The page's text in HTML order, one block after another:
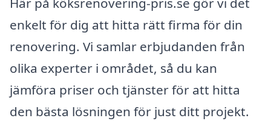
enkelt för dig att hitta rätt firma för din
renovering. Vi samlar erbjudanden från
olika experter i området, så du kan
jämföra priser och tjänster för att hitta
den bästa lösningen för just ditt projekt.